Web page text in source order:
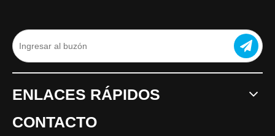
ENLACES RÁPIDOS
CONTACTO